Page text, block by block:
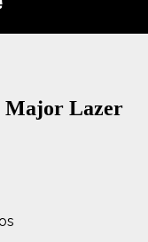
Major Lazer